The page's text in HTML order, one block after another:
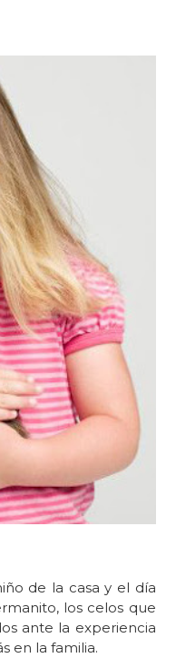
de la casa y el día
los celos que
ante la experiencia
en la familia.